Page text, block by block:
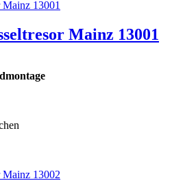
Mainz 13001